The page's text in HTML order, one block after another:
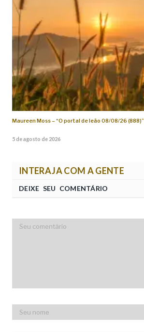
Maureen Moss – “O portal de leão 08/08/26 (888)”
5 de agosto de 2026
INTERAJA COM A GENTE
DEIXE SEU COMENTÁRIO